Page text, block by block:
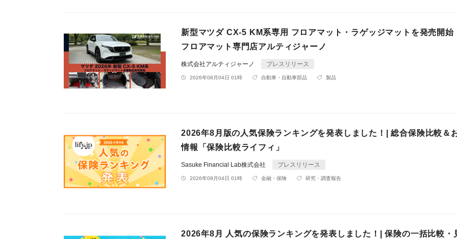
新型マツダ CX-5 KM系専用 フロアマット・ラゲッジマットを発売開始
フロアマット専門店アルティジャーノ
株式会社アルティジャーノ プレスリリース
2026年08月04日 01時 自動車・自動車部品 製品
2026年8月版の人気保険ランキングを発表しました！| 総合保険比較＆
情報「保険比較ライフィ」
Sasuke Financial Lab株式会社 プレスリリース
2026年08月04日 01時 金融・保険 研究・調査報告
2026年8月 人気の保険ランキングを発表しました！| 保険の一括比較・